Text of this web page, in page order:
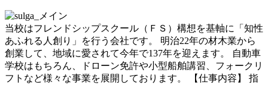
当校はフレンドシップスクール（ＦＳ）構想を基軸に「知性
あふれる人創り」を行う会社です。 明治22年の材木業から
創業して、地域に愛されて今年で137年を迎えます。 自動車
学校はもちろん、ドローン免許や小型船舶講習、フォークリ
フトなど様々な事業を展開しております。 【仕事内容】 指